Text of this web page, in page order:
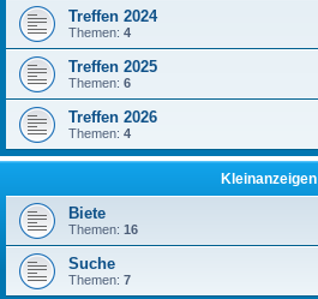
Treffen 2024
Themen: 4
Treffen 2025
Themen: 6
Treffen 2026
Themen: 4
Kleinanzeigen
Biete
Themen: 16
Suche
Themen: 7